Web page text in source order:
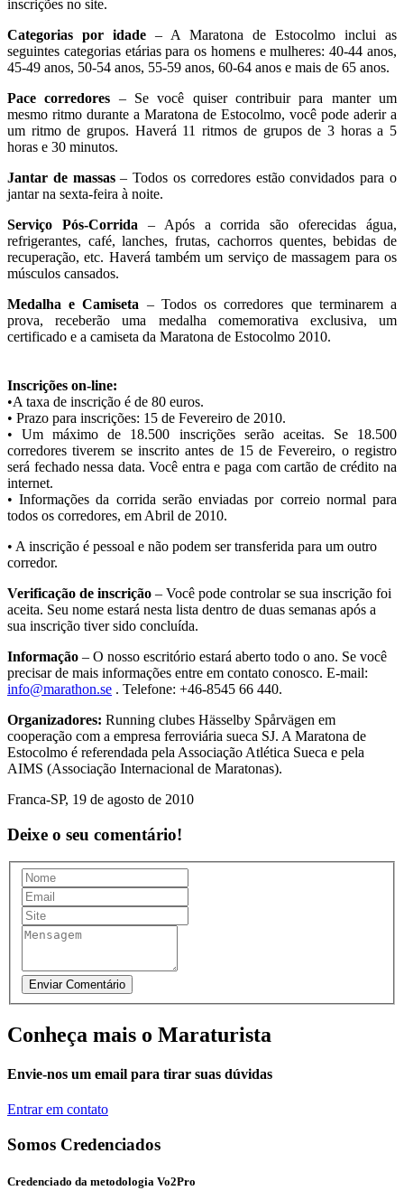
inscrições no site.
Categorias por idade – A Maratona de Estocolmo inclui as
seguintes categorias etárias para os homens e mulheres: 40-44 anos,
45-49 anos, 50-54 anos, 55-59 anos, 60-64 anos e mais de 65 anos.
Pace corredores – Se você quiser contribuir para manter um
mesmo ritmo durante a Maratona de Estocolmo, você pode aderir a
um ritmo de grupos. Haverá 11 ritmos de grupos de 3 horas a 5
horas e 30 minutos.
Jantar de massas– Todos os corredores estão convidados para o
jantar na sexta-feira à noite.
Serviço Pós-Corrida – Após a corrida são oferecidas água,
refrigerantes, café, lanches, frutas, cachorros quentes, bebidas de
recuperação, etc. Haverá também um serviço de massagem para os
músculos cansados.
Medalha e Camiseta – Todos os corredores que terminarem a
prova, receberão uma medalha comemorativa exclusiva, um
certificado e a camiseta da Maratona de Estocolmo 2010.
Inscrições on-line:
•A taxa de inscrição é de 80 euros.
• Prazo para inscrições: 15 de Fevereiro de 2010.
• Um máximo de 18.500 inscrições serão aceitas. Se 18.500
corredores tiverem se inscrito antes de 15 de Fevereiro, o registro
será fechado nessa data. Você entra e paga com cartão de crédito na
internet.
• Informações da corrida serão enviadas por correio normal para
todos os corredores, em Abril de 2010.
• A inscrição é pessoal e não podem ser transferida para um outro
corredor.
Verificação de inscrição – Você pode controlar se sua inscrição foi
aceita. Seu nome estará nesta lista dentro de duas semanas após a
sua inscrição tiver sido concluída.
Informação – O nosso escritório estará aberto todo o ano. Se você
precisar de mais informações entre em contato conosco. E-mail:
info@marathon.se . Telefone: +46-8545 66 440.
Organizadores: Running clubes Hässelby Spårvägen em
cooperação com a empresa ferroviária sueca SJ. A Maratona de
Estocolmo é referendada pela Associação Atlética Sueca e pela
AIMS (Associação Internacional de Maratonas).
Franca-SP, 19 de agosto de 2010
Deixe o seu comentário!
Conheça mais o Maraturista
Envie-nos um email para tirar suas dúvidas
Entrar em contato
Somos Credenciados
Credenciado da metodologia Vo2Pro